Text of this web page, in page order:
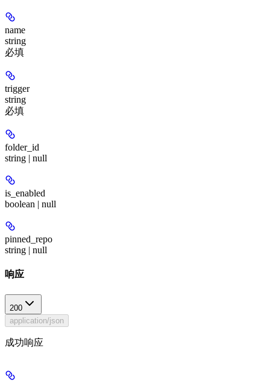
name
string
必填
trigger
string
必填
folder_id
string | null
is_enabled
boolean | null
pinned_repo
string | null
响应
200
application/json
成功响应